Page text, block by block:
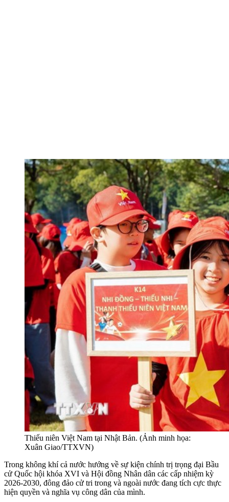
Thiếu niên Việt Nam tại Nhật Bản. (Ảnh minh họa:
Xuân Giao/TTXVN)
Trong không khí cả nước hướng về sự kiện chính trị trọng đại Bầu
cử Quốc hội khóa XVI và Hội đồng Nhân dân các cấp nhiệm kỳ
2026-2030, đông đảo cử tri trong và ngoài nước đang tích cực thực
hiện quyền và nghĩa vụ công dân của mình.